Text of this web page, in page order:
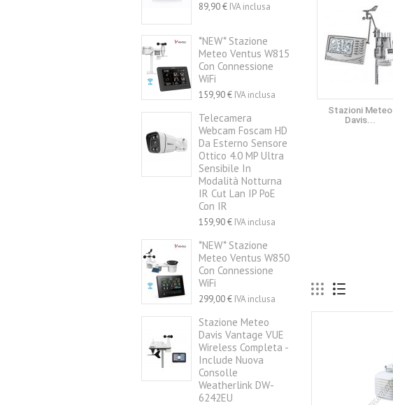
89,90 € IVA inclusa
*NEW* Stazione
Meteo Ventus W815
Con Connessione
WiFi
159,90 € IVA inclusa
Telecamera
Webcam Foscam HD
Da Esterno Sensore
Ottico 4.0 MP Ultra
Sensibile In
Modalità Notturna
IR Cut Lan IP PoE
Con IR
159,90 € IVA inclusa
*NEW* Stazione
Meteo Ventus W850
Con Connessione
WiFi
299,00 € IVA inclusa
Stazione Meteo
Davis Vantage VUE
Wireless Completa -
Include Nuova
Consolle
Weatherlink DW-
6242EU
Stazioni Meteo
Davis...